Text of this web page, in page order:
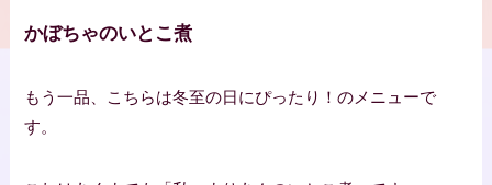
かぼちゃのいとこ煮
もう一品、こちらは冬至の日にぴったり！のメニューで
す。